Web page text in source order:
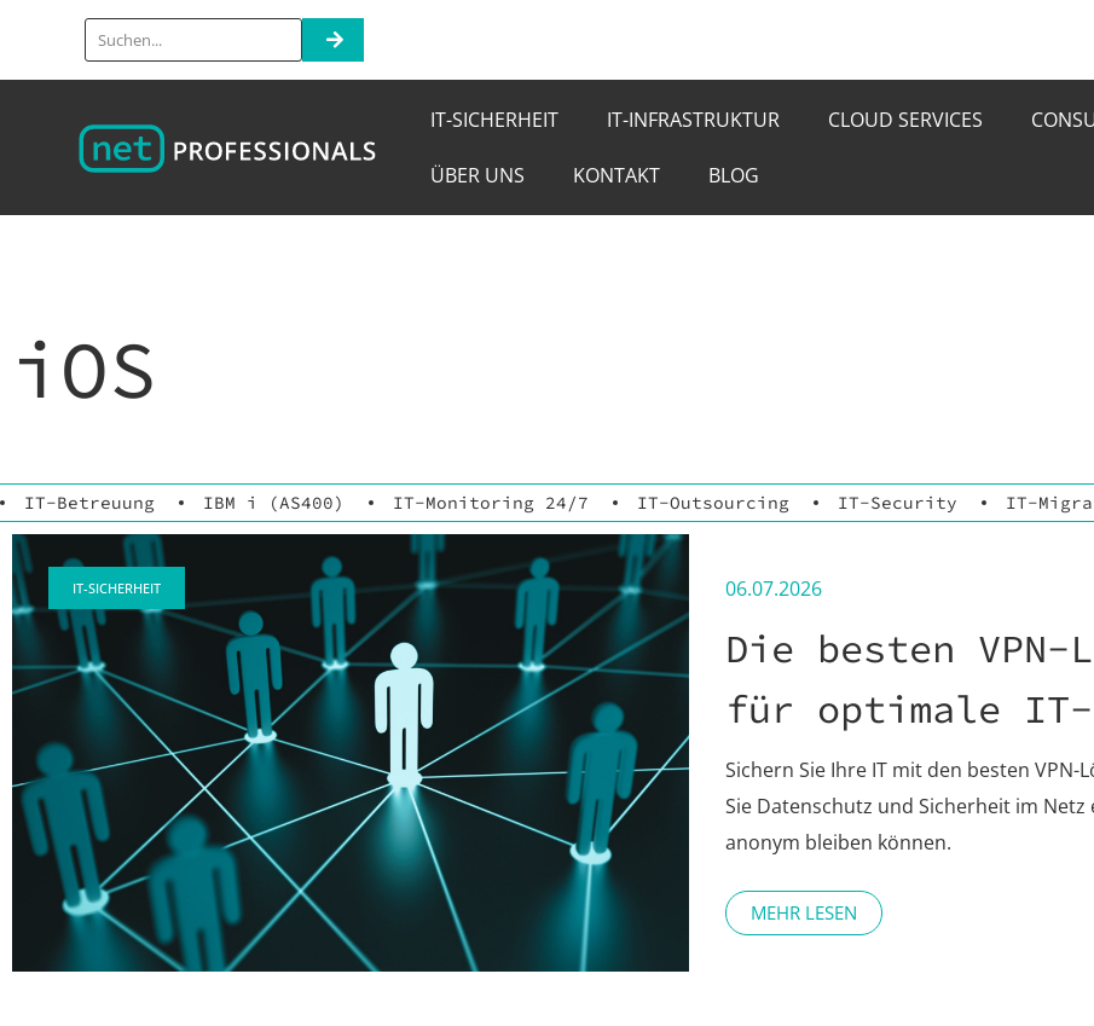
IT-SICHERHEIT IT-INFRASTRUKTUR CLOUD SERVICES
ÜBER UNS KONTAKT BLOG
iOS
IT-Betreuung IBM i (AS400) IT-Monitoring 24/7 IT-Outsourcing IT-Security IT-
IT-SICHERHEIT 06.07.2026
Die besten VPN-
für optimale
Sichern Sie Ihre IT mit den besten VPN-
Sie Datenschutz und Sicherheit im
anonym bleiben können.
MEHR LESEN